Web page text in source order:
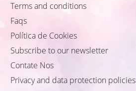
Terms and conditions
Faqs
Política de Cookies
Subscribe to our newsletter
Contate Nos
Privacy and data protection policies